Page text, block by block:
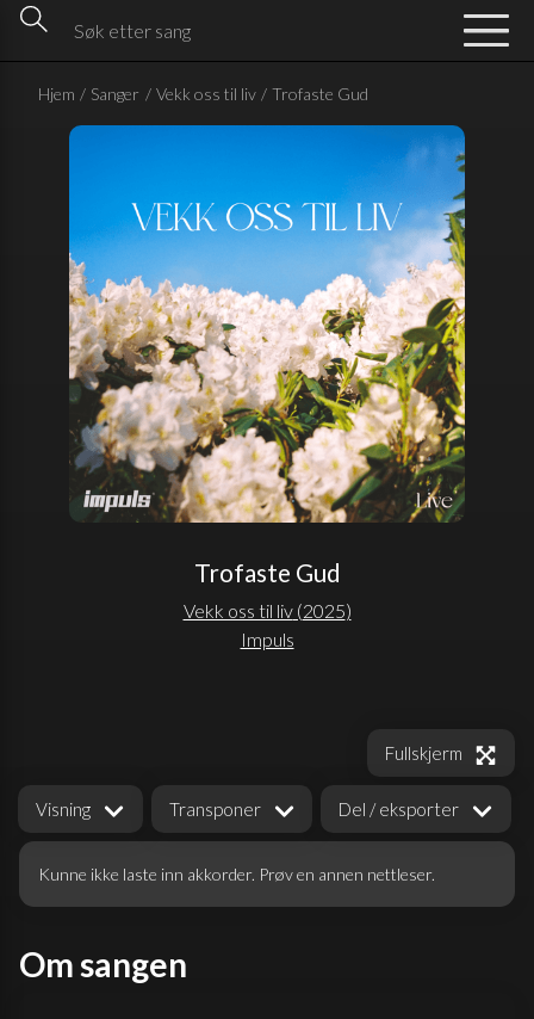
Hjem / Sanger / Vekk oss til liv / Trofaste Gud
Trofaste Gud
Vekk oss til liv(2025)
Impuls
Visning Transponer Del / eksporter
Fullskjerm
Kunne ikke laste inn akkorder. Prøv en annen nettleser.
Om sangen